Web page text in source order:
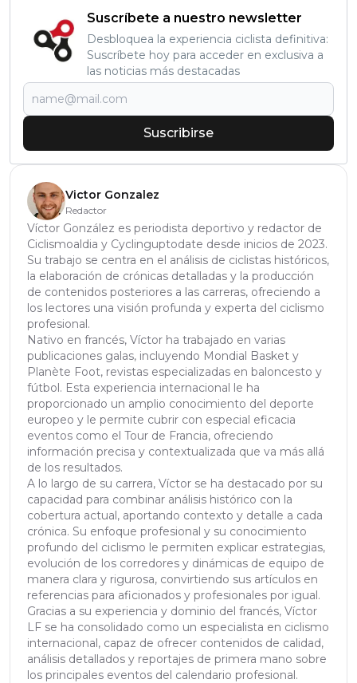
Suscríbete a nuestro newsletter
Desbloquea la experiencia ciclista definitiva:
Suscríbete hoy para acceder en exclusiva a
las noticias más destacadas
Suscribirse
Victor Gonzalez
Redactor
Víctor González es periodista deportivo y redactor de
Ciclismoaldia y Cyclinguptodate desde inicios de 2023.
Su trabajo se centra en el análisis de ciclistas históricos,
la elaboración de crónicas detalladas y la producción
de contenidos posteriores a las carreras, ofreciendo a
los lectores una visión profunda y experta del ciclismo
profesional.
Nativo en francés, Víctor ha trabajado en varias
publicaciones galas, incluyendo Mondial Basket y
Planète Foot, revistas especializadas en baloncesto y
fútbol. Esta experiencia internacional le ha
proporcionado un amplio conocimiento del deporte
europeo y le permite cubrir con especial eficacia
eventos como el Tour de Francia, ofreciendo
información precisa y contextualizada que va más allá
de los resultados.
A lo largo de su carrera, Víctor se ha destacado por su
capacidad para combinar análisis histórico con la
cobertura actual, aportando contexto y detalle a cada
crónica. Su enfoque profesional y su conocimiento
profundo del ciclismo le permiten explicar estrategias,
evolución de los corredores y dinámicas de equipo de
manera clara y rigurosa, convirtiendo sus artículos en
referencias para aficionados y profesionales por igual.
Gracias a su experiencia y dominio del francés, Víctor
LF se ha consolidado como un especialista en ciclismo
internacional, capaz de ofrecer contenidos de calidad,
análisis detallados y reportajes de primera mano sobre
los principales eventos del calendario profesional.